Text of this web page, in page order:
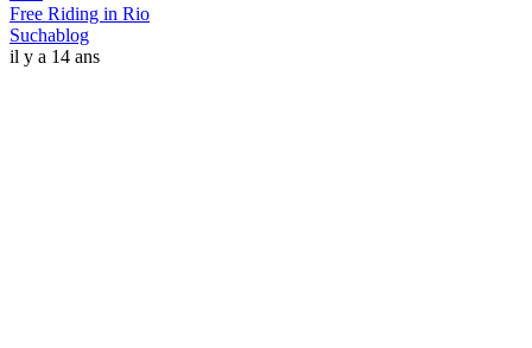
Free Riding in Rio
Suchablog
il y a 14 ans